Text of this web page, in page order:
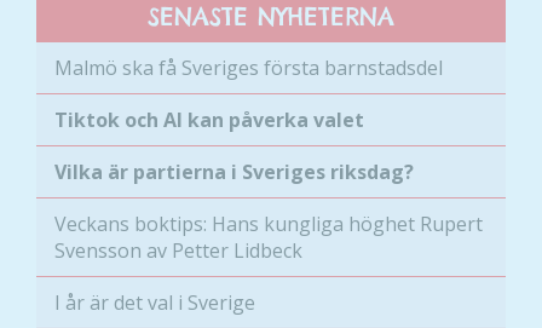
SENASTE NYHETERNA
Malmö ska få Sveriges första barnstadsdel
Tiktok och AI kan påverka valet
Vilka är partierna i Sveriges riksdag?
Veckans boktips: Hans kungliga höghet Rupert
Svensson av Petter Lidbeck
I år är det val i Sverige